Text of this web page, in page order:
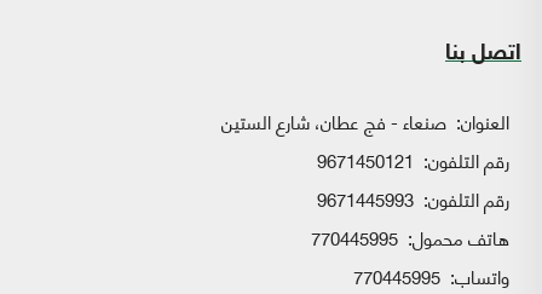
اتصل بنا
العنوان: صنعاء - فج عطان، شارع الستين
رقم التلفون: 9671450121
رقم التلفون: 9671445993
هاتف محمول: 770445995
واتساب: